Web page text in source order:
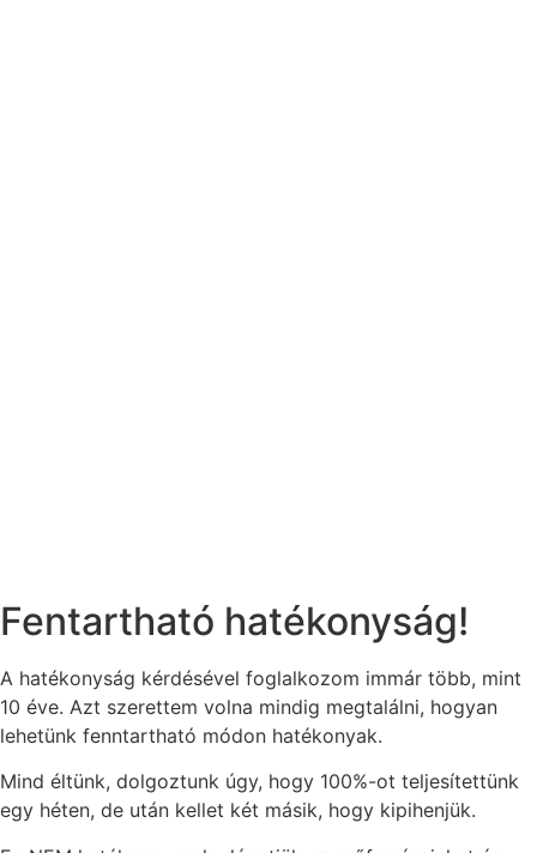
Fentartható hatékonyság!
A hatékonyság kérdésével foglalkozom immár több, mint
10 éve. Azt szerettem volna mindig megtalálni, hogyan
lehetünk fenntartható módon hatékonyak.
Mind éltünk, dolgoztunk úgy, hogy 100%-ot teljesítettünk
egy héten, de után kellet két másik, hogy kipihenjük.